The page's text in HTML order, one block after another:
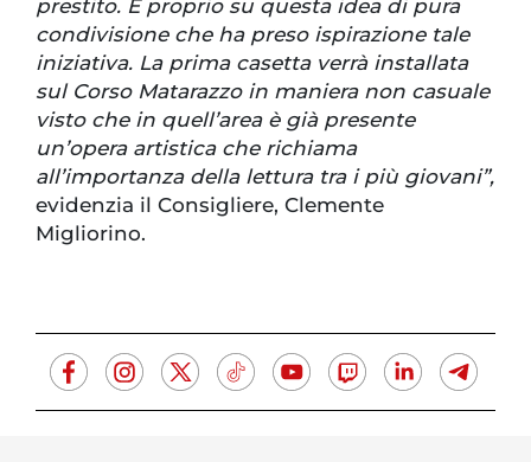
prestito. È proprio su questa idea di pura
condivisione che ha preso ispirazione tale
iniziativa. La prima casetta verrà installata
sul Corso Matarazzo in maniera non casuale
visto che in quell’area è già presente
un’opera artistica che richiama
all’importanza della lettura tra i più giovani”,
evidenzia il Consigliere, Clemente
Migliorino.